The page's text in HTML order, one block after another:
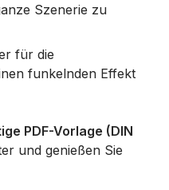
Szenerie zu
für die
funkelnden Effekt
PDF-Vorlage (DIN
und genießen Sie